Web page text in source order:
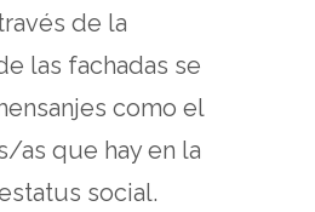
de la
las fachadas se
como el
as que hay en la
social.